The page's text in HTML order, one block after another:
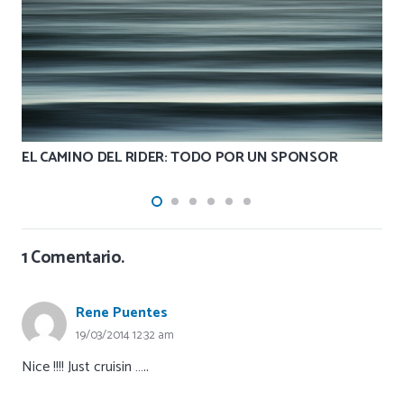
EL CAMINO DEL RIDER: TODO POR UN SPONSOR
1Comentario.
Rene Puentes
19/03/2014 12:32 am
Nice !!!! Just cruisin …..